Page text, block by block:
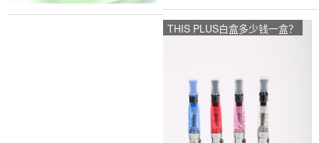
THIS PLUS白盒多少钱一盒？